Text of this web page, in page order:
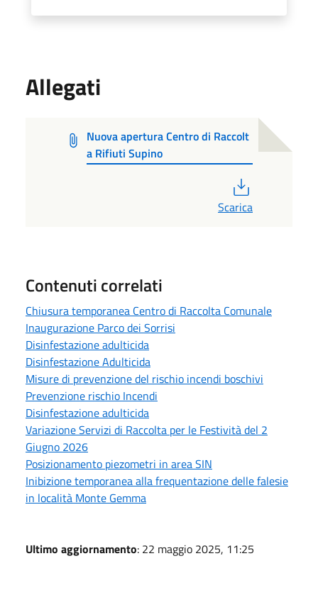
Allegati
Nuova apertura Centro di Raccolt
a Rifiuti Supino
Scarica
Contenuti correlati
Chiusura temporanea Centro di Raccolta Comunale
Inaugurazione Parco dei Sorrisi
Disinfestazione adulticida
Disinfestazione Adulticida
Misure di prevenzione del rischio incendi boschivi
Prevenzione rischio Incendi
Disinfestazione adulticida
Variazione Servizi di Raccolta per le Festività del 2
Giugno 2026
Posizionamento piezometri in area SIN
Inibizione temporanea alla frequentazione delle falesie
in località Monte Gemma
Ultimo aggiornamento: 22 maggio 2025, 11:25